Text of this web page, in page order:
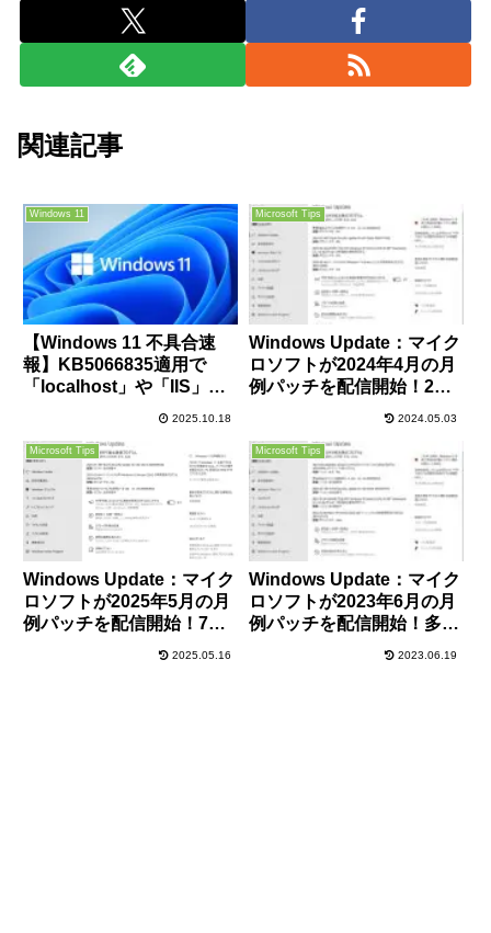
関連記事
Windows 11
【Windows 11 不具合速
報】KB5066835適用で
「localhost」や「IIS」接
解説
2025.10.18
Microsoft Tips
Windows Update：マイク
ロソフトが2024年4月の月
例パッチを配信開始！2件
を！
2024.05.03
Microsoft Tips
Windows Update：マイク
ロソフトが2025年5月の月
例パッチを配信開始！7件
2025.05.16
Microsoft Tips
Windows Update：マイク
ロソフトが2023年6月の月
例パッチを配信開始！多数
2023.06.19